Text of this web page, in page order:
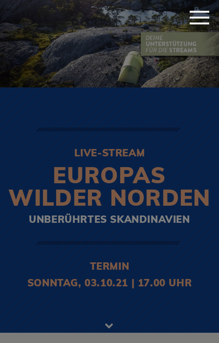
LIVE-STREAM
EUROPAS
WILDER NORDEN
UNBERÜHRTES SKANDINAVIEN
TERMIN
SONNTAG, 03.10.21 | 17.00 UHR